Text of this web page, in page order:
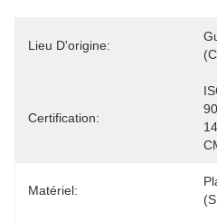
Lieu D'origine:
Certification:
Matériel: